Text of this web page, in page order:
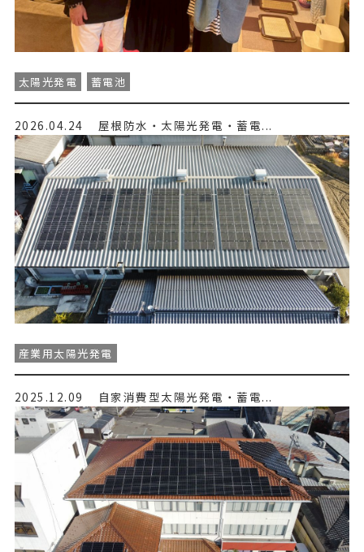
太陽光発電 蓄電池
2026.04.24 屋根防水・太陽光発電・蓄電...
産業用太陽光発電
2025.12.09 自家消費型太陽光発電・蓄電...